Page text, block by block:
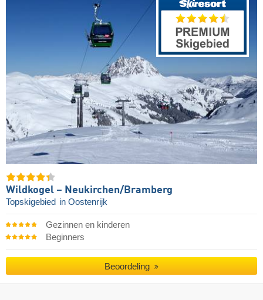
Wildkogel – Neukirchen/​Bramberg
Topskigebied in Oostenrijk
Gezinnen en kinderen
Beginners
Beoordeling